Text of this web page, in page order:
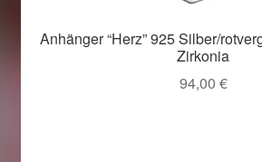
Anhänger “Herz” 925 Silber/
Zirkonia
94,00 €